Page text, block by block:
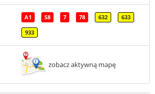
A1 S8 7 78 632 633
933
zobacz aktywną mapę